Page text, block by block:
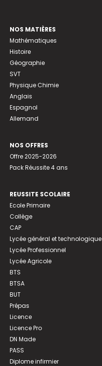
NOS MATIÈRES
Mathématiques
Histoire
Géographie
SVT
Physique Chimie
Anglais
Espagnol
Allemand
NOS OFFRES
Offre 2025-2026
Pack Réussite 4 ans
REUSSITE SCOLAIRE
Ecole Primaire
Collège
CAP
Lycée général et technologique
Lycée Professionnel
Lycée Agricole
BTS
BTSA
BUT
Prépas
Licence
Licence Pro
DN Made
PASS
Diplome infirmier